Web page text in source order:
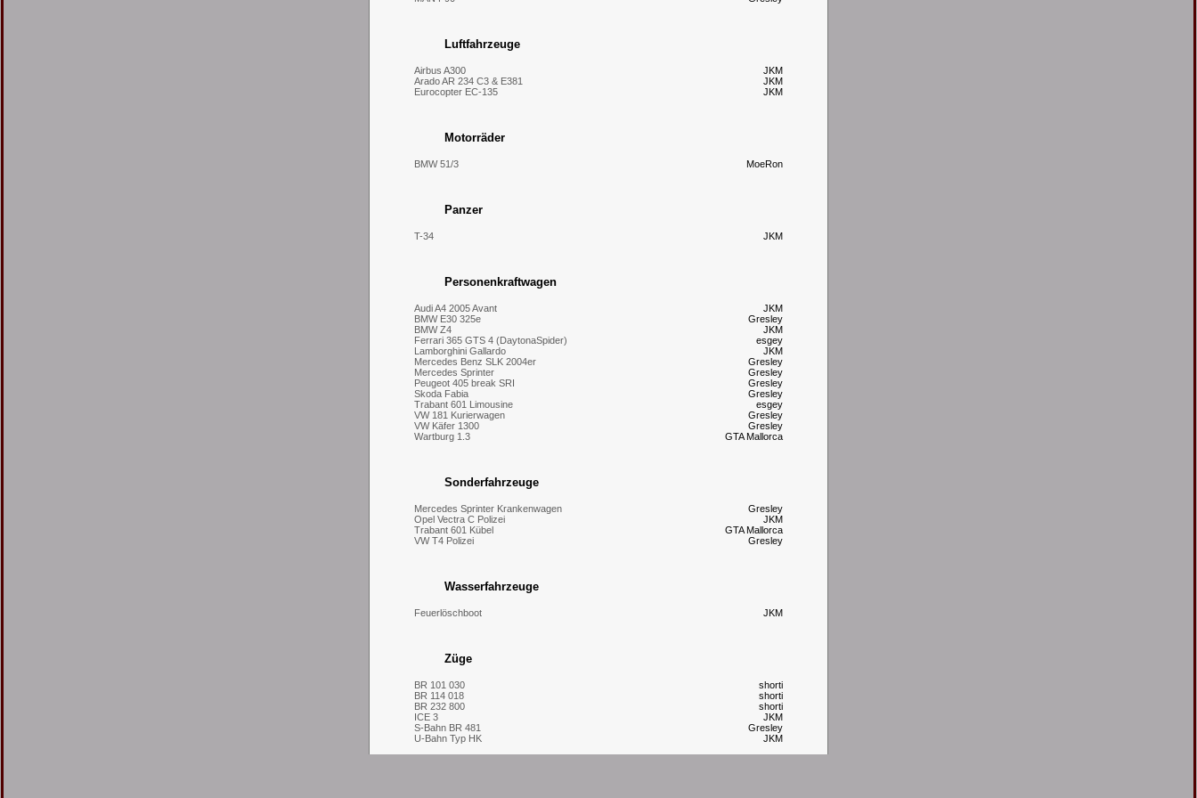
Luftfahrzeuge
JKM
Airbus A300
JKM
Arado AR 234 C3 & E381
JKM
Eurocopter EC-135
Motorräder
MoeRon
BMW 51/3
Panzer
JKM
T-34
Personenkraftwagen
JKM
Audi A4 2005 Avant
Gresley
BMW E30 325e
JKM
BMW Z4
esgey
Ferrari 365 GTS 4 (DaytonaSpider)
JKM
Lamborghini Gallardo
Gresley
Mercedes Benz SLK 2004er
Gresley
Mercedes Sprinter
Gresley
Peugeot 405 break SRI
Gresley
Skoda Fabia
esgey
Trabant 601 Limousine
Gresley
VW 181 Kurierwagen
Gresley
VW Käfer 1300
GTA Mallorca
Wartburg 1.3
Sonderfahrzeuge
Gresley
Mercedes Sprinter Krankenwagen
JKM
Opel Vectra C Polizei
GTA Mallorca
Trabant 601 Kübel
Gresley
VW T4 Polizei
Wasserfahrzeuge
JKM
Feuerlöschboot
Züge
shorti
BR 101 030
shorti
BR 114 018
shorti
BR 232 800
JKM
ICE 3
Gresley
S-Bahn BR 481
JKM
U-Bahn Typ HK